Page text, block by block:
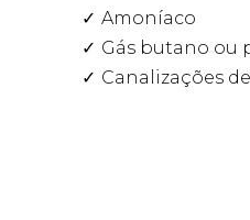
Amoníaco
Gás butano ou
Canalizações